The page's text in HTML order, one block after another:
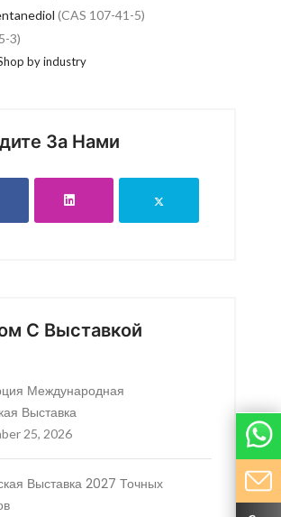
(CAS 107-41-5)
3)
by industry
За Нами
С Выставкой
Международная
Выставка
25, 2026
Выставка 2027 Точных